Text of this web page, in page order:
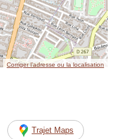
Corriger l’adresse ou la localisation
Trajet Maps